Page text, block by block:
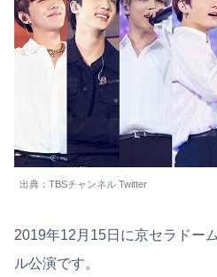
出典：TBSチャンネル Twitter
2019年12月15日に京セラドー
ル公演です。